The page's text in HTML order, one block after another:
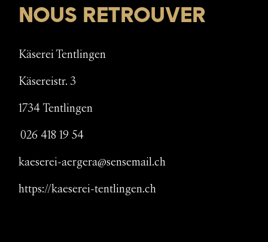
NOUS RETROUVER
Käserei Tentlingen
Käsereistr. 3
1734 Tentlingen
026 418 19 54
kaeserei-aergera@sensemail.ch
https://kaeserei-tentlingen.ch